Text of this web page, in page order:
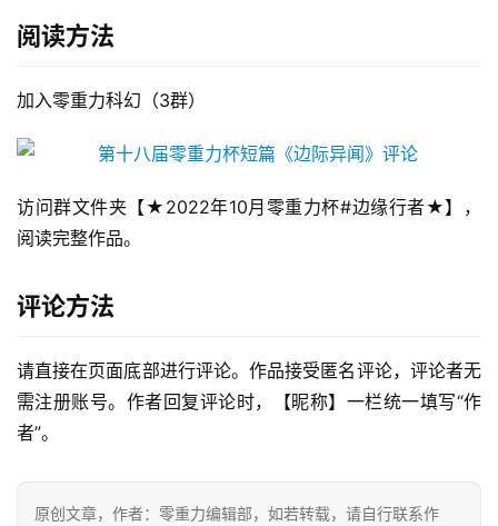
零
重
阅读方法
加入零重力科幻（3群）
访问群文件夹【★2022年10月零重力杯#边缘行者★】，
阅读完整作品。
评论方法
请直接在页面底部进行评论。作品接受匿名评论，评论者无
需注册账号。作者回复评论时，【昵称】一栏统一填写“作
者”。
原创文章，作者：零重力编辑部，如若转载，请自行联系作